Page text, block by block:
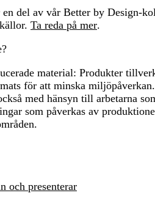
en del av vår Better by Design-
Ta reda på mer.
material: Produkter
för att minska
med hänsyn till arbetarna
som påverkas av
och presenterar